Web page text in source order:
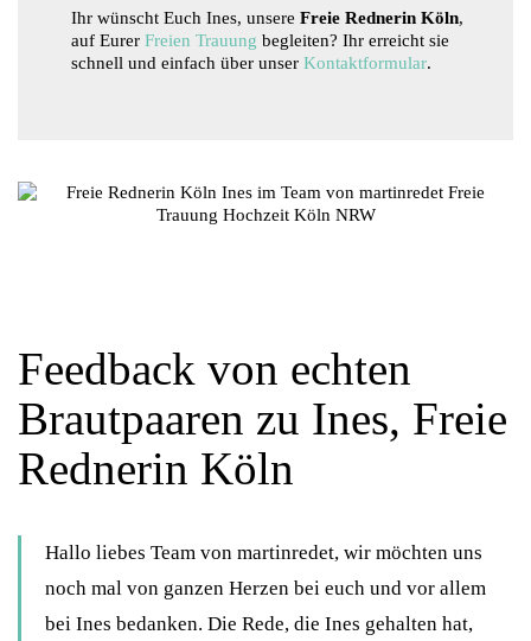
Ihr wünscht Euch Ines, unsere Freie Rednerin Köln,
auf Eurer Freien Trauung begleiten? Ihr erreicht sie
schnell und einfach über unser Kontaktformular.
Feedback von echten
Brautpaaren zu Ines, Freie
Rednerin Köln
Hallo liebes Team von martinredet, wir möchten uns
noch mal von ganzen Herzen bei euch und vor allem
bei Ines bedanken. Die Rede, die Ines gehalten hat,